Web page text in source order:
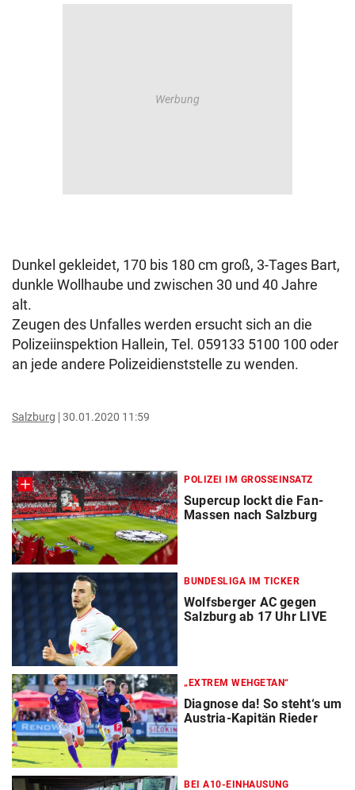
Dunkel gekleidet, 170 bis 180 cm groß, 3-Tages Bart,
dunkle Wollhaube und zwischen 30 und 40 Jahre
alt.
Zeugen des Unfalles werden ersucht sich an die
Polizeiinspektion Hallein, Tel. 059133 5100 100 oder
an jede andere Polizeidienststelle zu wenden.
Salzburg 30.01.2020 11:59
POLIZEI IM GROSSEINSATZ
Supercup lockt die Fan-
Massen nach Salzburg
BUNDESLIGA IM TICKER
Wolfsberger AC gegen
Salzburg ab 17 Uhr LIVE
„EXTREM WEHGETAN“
Diagnose da! So steht‘s um
Austria-Kapitän Rieder
BEI A10-EINHAUSUNG